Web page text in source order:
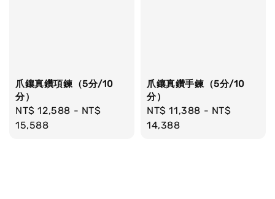
爪鑲真鑽項鍊（5分/10
分）
Regular
price
NT$ 12,588 - NT$
15,588
爪鑲真鑽手鍊（5分/10
分）
Regular
price
NT$ 11,388 - NT$
14,388